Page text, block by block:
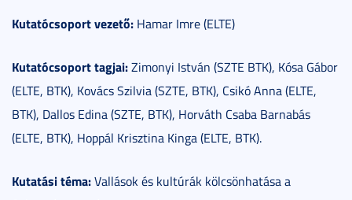
Kutatócsoport vezető: Hamar Imre (ELTE)
Kutatócsoport tagjai:Zimonyi István (SZTE BTK), Kósa Gábor
(ELTE, BTK), Kovács Szilvia (SZTE, BTK), Csikó Anna (ELTE,
BTK), Dallos Edina (SZTE, BTK), Horváth Csaba Barnabás
(ELTE, BTK), Hoppál Krisztina Kinga (ELTE, BTK).
Kutatási téma:Vallások és kultúrák kölcsönhatása a